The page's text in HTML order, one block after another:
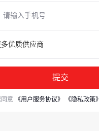
优质供应商
提交
意 《用户服务协议》 《隐私政策》